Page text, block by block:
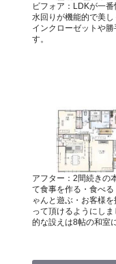
ビフォア：LDKが一
水回りが機能的で美
インクローゼットや
す。
アフター：2間続きの
て食事を作る・食べ
ゃんと遊ぶ・お客様
って頂けるようにし
的な設えは8帖の和室